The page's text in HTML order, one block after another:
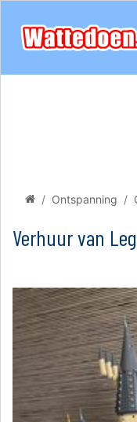
Ontspanning
Verhuur van